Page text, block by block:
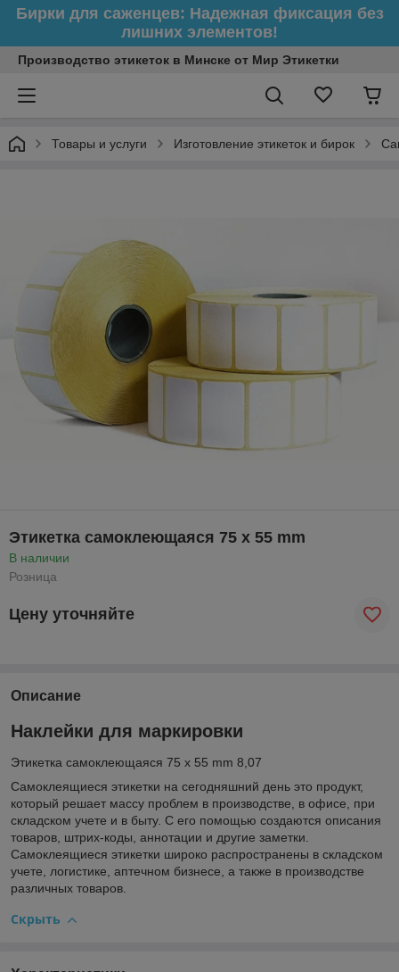
Бирки для саженцев: Надежная фиксация без
лишних элементов!
Производство этикеток в Минске от Мир Этикетки
Товары и услуги Изготовление этикеток и бирок
Этикетка самоклеющаяся 75 x 55 mm
В наличии
Розница
Цену уточняйте
Описание
Наклейки для маркировки
Этикетка самоклеющаяся 75 x 55 mm 8,07
Самоклеящиеся этикетки на сегодняшний день это продукт,
который решает массу проблем в производстве, в офисе, при
складском учете и в быту. С его помощью создаются описания
товаров, штрих-коды, аннотации и другие заметки.
Самоклеящиеся этикетки широко распространены в складском
учете, логистике, аптечном бизнесе, а также в производстве
различных товаров.
Скрыть